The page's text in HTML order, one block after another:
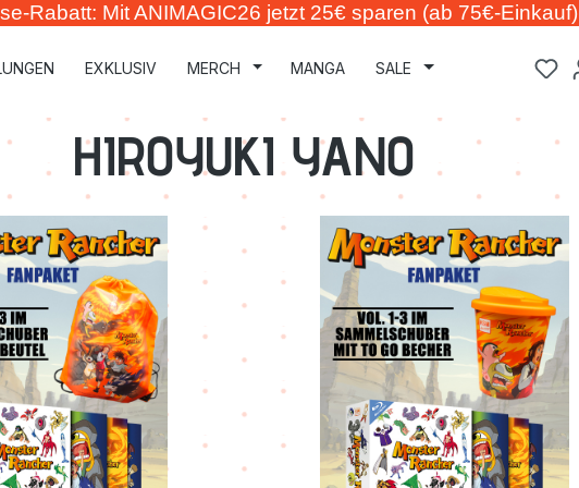
Rabatt: Mit ANIMAGIC26 jetzt 25€ sparen (ab 75€-Einkauf)
EXKLUSIV MERCH MANGA SALE
HIROYUKI YANO